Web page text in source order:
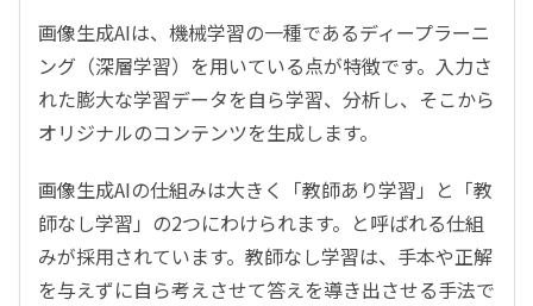
画像生成AIは、機械学習の一種であるディープラーニ
ング（深層学習）を用いている点が特徴です。入力さ
れた膨大な学習データを自ら学習、分析し、そこから
オリジナルのコンテンツを生成します。
画像生成AIの仕組みは大きく「教師あり学習」と「教
師なし学習」の2つにわけられます。と呼ばれる仕組
みが採用されています。教師なし学習は、手本や正解
を与えずに自ら考えさせて答えを導き出させる手法で